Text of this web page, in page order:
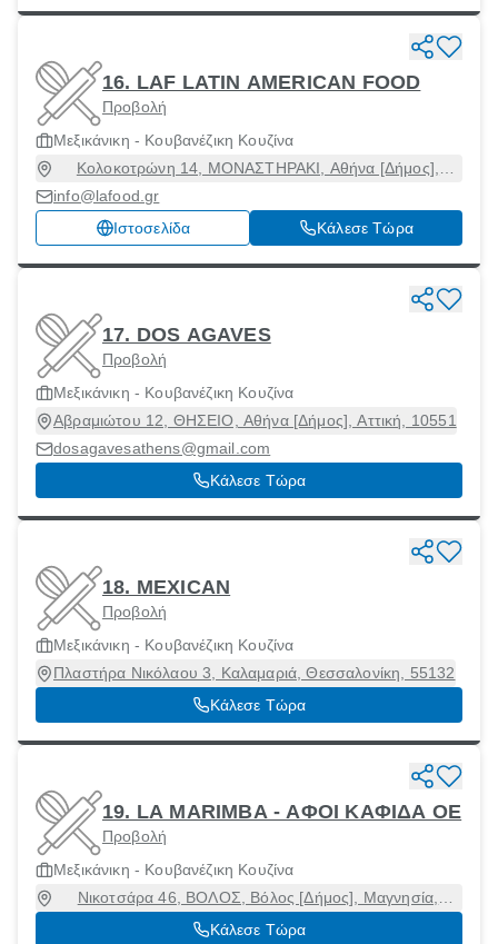
16. LAF LATIN AMERICAN FOOD
Προβολή
Μεξικάνικη - Κουβανέζικη Κουζίνα
Κολοκοτρώνη 14, ΜΟΝΑΣΤΗΡΑΚΙ, Αθήνα [Δήμος],
info@lafood.gr
Ιστοσελίδα
Κάλεσε Τώρα
17. DOS AGAVES
Προβολή
Μεξικάνικη - Κουβανέζικη Κουζίνα
Αβραμιώτου 12, ΘΗΣΕΙΟ, Αθήνα [Δήμος], Αττική, 10551
dosagavesathens@gmail.com
Κάλεσε Τώρα
18. MEXICAN
Προβολή
Μεξικάνικη - Κουβανέζικη Κουζίνα
Πλαστήρα Νικόλαου 3, Καλαμαριά, Θεσσαλονίκη, 55132
Κάλεσε Τώρα
19. LA MARIMBA - ΑΦΟΙ ΚΑΦΙΔΑ ΟΕ
Προβολή
Μεξικάνικη - Κουβανέζικη Κουζίνα
Νικοτσάρα 46, ΒΟΛΟΣ, Βόλος [Δήμος], Μαγνησία,
38222
Κάλεσε Τώρα